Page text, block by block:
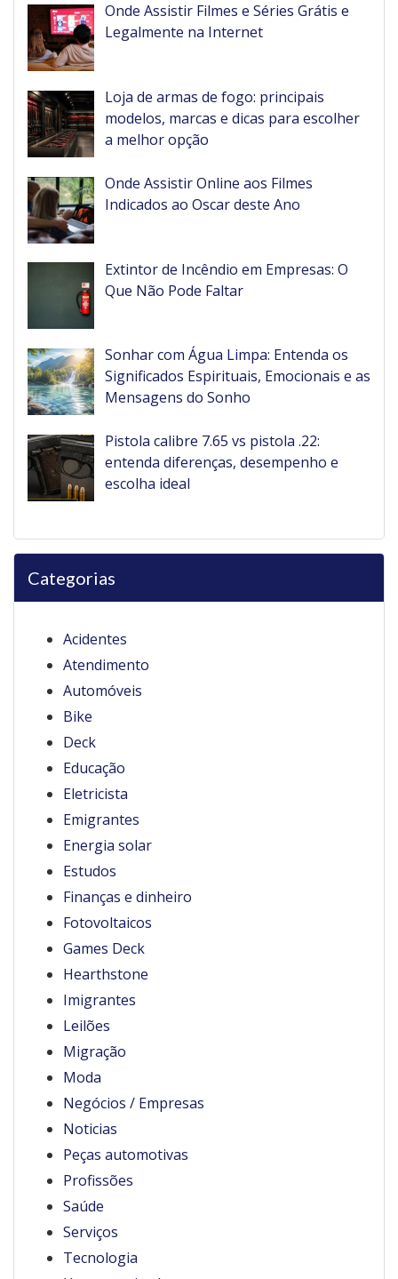
Onde Assistir Filmes e Séries Grátis e
Legalmente na Internet
Loja de armas de fogo: principais
modelos, marcas e dicas para escolher
a melhor opção
Onde Assistir Online aos Filmes
Indicados ao Oscar deste Ano
Extintor de Incêndio em Empresas: O
Que Não Pode Faltar
Sonhar com Água Limpa: Entenda os
Significados Espirituais, Emocionais e as
Mensagens do Sonho
Pistola calibre 7.65 vs pistola .22:
entenda diferenças, desempenho e
escolha ideal
Categorias
Acidentes
Atendimento
Automóveis
Bike
Deck
Educação
Eletricista
Emigrantes
Energia solar
Estudos
Finanças e dinheiro
Fotovoltaicos
Games Deck
Hearthstone
Imigrantes
Leilões
Migração
Moda
Negócios / Empresas
Noticias
Peças automotivas
Profissões
Saúde
Serviços
Tecnologia